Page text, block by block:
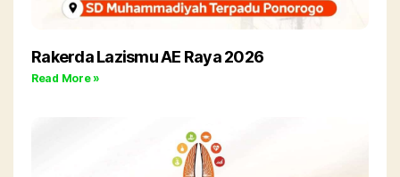
Rakerda Lazismu AE Raya 2026
Read More »